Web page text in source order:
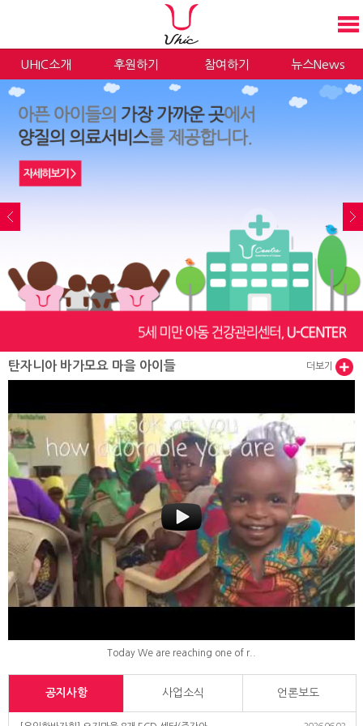
UHIC소개 후원하기 참여하기 뉴스News
탄자니아 바가모요 마을 아이들 더보기
Today We are reaching one of r..
공지사항 사업소식 언론보도